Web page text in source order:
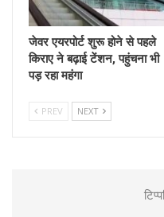
जेवर एयरपोर्ट शुरू होने से पहले
किराए ने बढ़ाई टेंशन, पहुंचना भी
पड़ रहा महंगा
PREV NEXT